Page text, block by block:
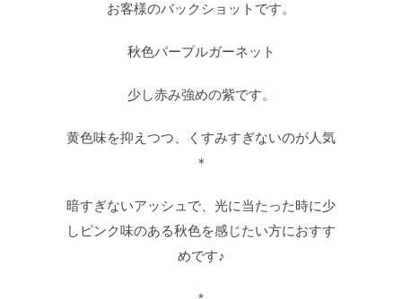
お客様のバックショットです。
秋色パープルガーネット
少し赤み強めの紫です。
黄色味を抑えつつ、くすみすぎないのが人気
＊
暗すぎないアッシュで、光に当たった時に少
しピンク味のある秋色を感じたい方におすす
めです♪